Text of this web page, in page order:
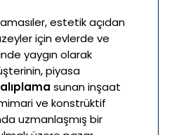
estetik açıdan
için evlerde ve
yaygın olarak
piyasa
sunan inşaat
ve konstrüktif
uzmanlaşmış bir